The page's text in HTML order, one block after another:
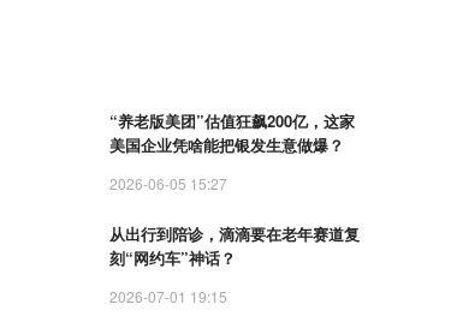
“养老版美团”估值狂飙200亿，这家
美国企业凭啥能把银发生意做爆？
2026-06-05 15:27
从出行到陪诊，滴滴要在老年赛道复
刻“网约车”神话？
2026-07-01 19:15